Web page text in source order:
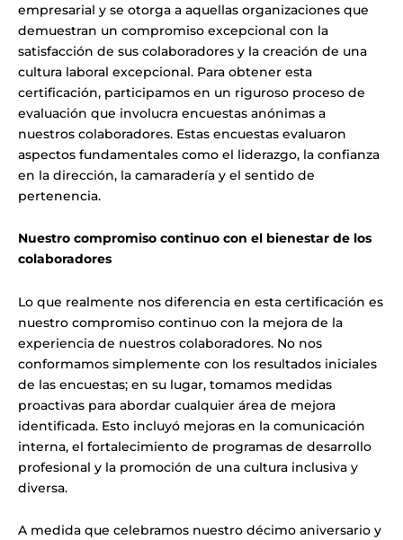
empresarial y se otorga a aquellas organizaciones que
demuestran un compromiso excepcional con la
satisfacción de sus colaboradores y la creación de una
cultura laboral excepcional. Para obtener esta
certificación, participamos en un riguroso proceso de
evaluación que involucra encuestas anónimas a
nuestros colaboradores. Estas encuestas evaluaron
aspectos fundamentales como el liderazgo, la confianza
en la dirección, la camaradería y el sentido de
pertenencia.
Nuestro compromiso continuo con el bienestar de los
colaboradores
Lo que realmente nos diferencia en esta certificación es
nuestro compromiso continuo con la mejora de la
experiencia de nuestros colaboradores. No nos
conformamos simplemente con los resultados iniciales
de las encuestas; en su lugar, tomamos medidas
proactivas para abordar cualquier área de mejora
identificada. Esto incluyó mejoras en la comunicación
interna, el fortalecimiento de programas de desarrollo
profesional y la promoción de una cultura inclusiva y
diversa.
A medida que celebramos nuestro décimo aniversario y